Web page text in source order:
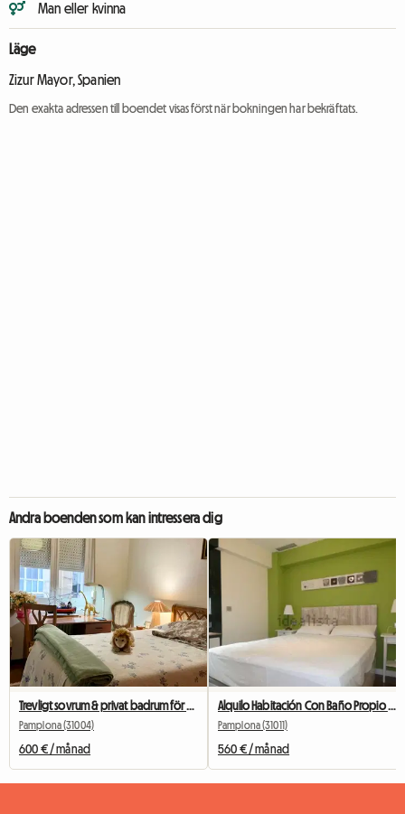
Man eller kvinna
Läge
Zizur Mayor, Spanien
Den exakta adressen till boendet visas först när bokningen har bekräftats.
Andra boenden som kan intressera dig
Pamplona (31004)
600 € / månad
Pamplona (31011)
560 € / månad